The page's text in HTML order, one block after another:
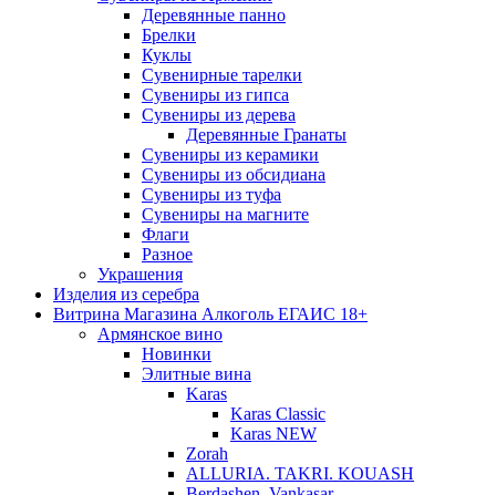
Деревянные панно
Брелки
Куклы
Сувенирные тарелки
Сувениры из гипса
Сувениры из дерева
Деревянные Гранаты
Сувениры из керамики
Сувениры из обсидиана
Сувениры из туфа
Сувениры на магните
Флаги
Разное
Украшения
Изделия из серебра
Витрина Магазина Алкоголь ЕГАИС 18+
Армянское вино
Новинки
Элитные вина
Karas
Karas Classic
Karas NEW
Zorah
ALLURIA. TAKRI. KOUASH